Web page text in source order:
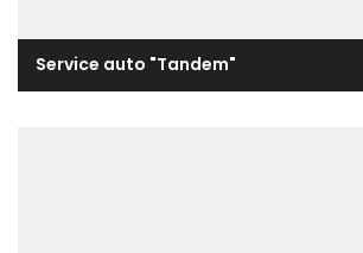
Service auto "Tandem"